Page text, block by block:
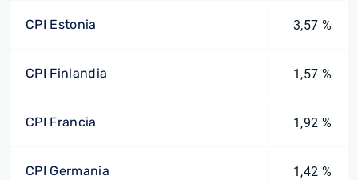
CPI Estonia 3,57 %
CPI Finlandia 1,57 %
CPI Francia 1,92 %
CPI Germania 1,42 %